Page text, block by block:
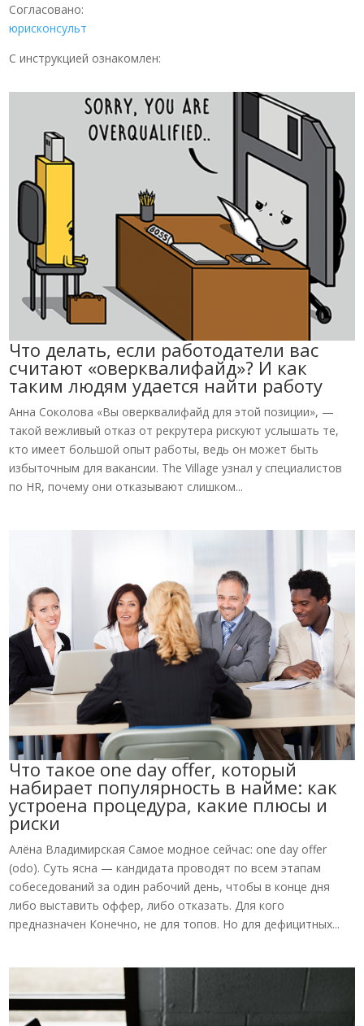
Согласовано:
юрисконсульт
С инструкцией ознакомлен:
Что делать, если работодатели вас
считают «оверквалифайд»? И как
таким людям удается найти работу
Анна Соколова «Вы оверквалифайд для этой позиции», —
такой вежливый отказ от рекрутера рискуют услышать те,
кто имеет большой опыт работы, ведь он может быть
избыточным для вакансии. The Village узнал у специалистов
по HR, почему они отказывают слишком...
Что такое one day offer, который
набирает популярность в найме: как
устроена процедура, какие плюсы и
риски
Алёна Владимирская Самое модное сейчас: one day offer
(odo). Суть ясна — кандидата проводят по всем этапам
собеседований за один рабочий день, чтобы в конце дня
либо выставить оффер, либо отказать. Для кого
предназначен Конечно, не для топов. Но для дефицитных...